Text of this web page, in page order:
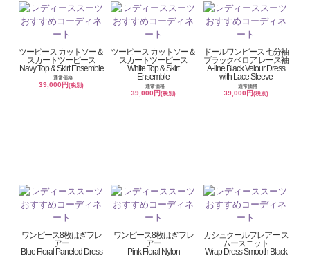
ツーピース カットソー＆
スカートツーピース
Navy Top & Skirt Ensemble
通常価格
39,000円(税別)
ツーピース カットソー＆
スカートツーピース
White Top & Skirt
Ensemble
通常価格
39,000円(税別)
ドールワンピース 七分袖
ブラックベロア レース袖
A-line Black Velour Dress
with Lace Sleeve
通常価格
39,000円 (税別)
ワンピース8枚はぎフレ
アー
Blue Floral Paneled Dress
ワンピース8枚はぎフレ
アー
Pink Floral Nylon
カシュクールフレアー ス
ムースニット
Wrap Dress Smooth Black